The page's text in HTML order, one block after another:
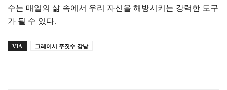
수는 매일의 삶 속에서 우리 자신을 해방시키는 강력한 도구
가 될 수 있다.
VIA 그레이시 주짓수 강남